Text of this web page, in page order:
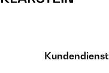
Kundendienst